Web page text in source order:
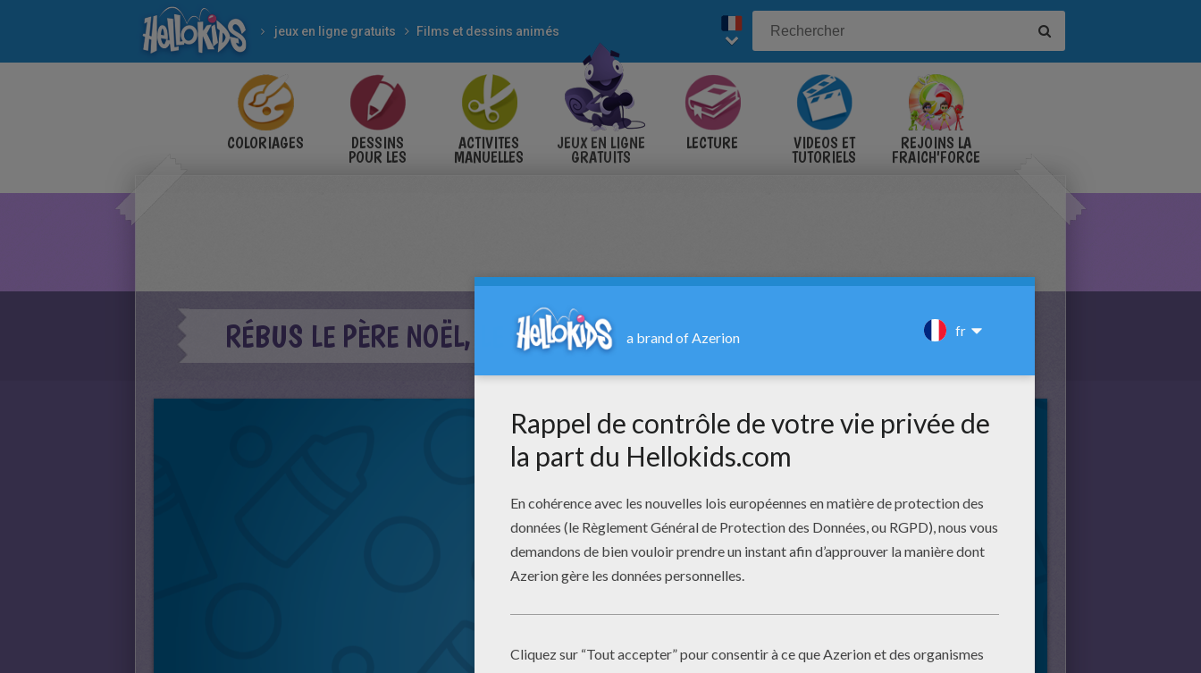
jeux en ligne gratuits Films et dessins animés
COLORIAGES DESSINS
POUR LES
ACTIVITES
MANUELLES
JEUX EN LIGNE
GRATUITS
LECTURE VIDÉOS ET
TUTORIELS
REJOINS LA
FRAICH'FORCE
RÉBUS LE PÈRE NOËL, LE FILM